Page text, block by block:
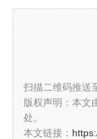
扫描二维码推送
版权声明：本文
处。
本文链接：